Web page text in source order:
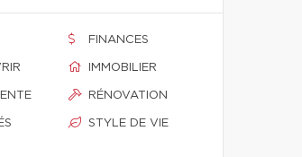
FINANCES
IMMOBILIER
RÉNOVATION
STYLE DE VIE